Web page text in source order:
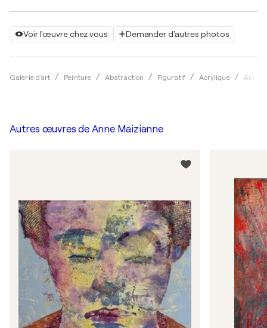
Voir l'œuvre chez vous Demander d'autres photos
Galerie d'art Peinture Abstraction Figuratif Acrylique Anne
Autres œuvres de Anne Maizianne